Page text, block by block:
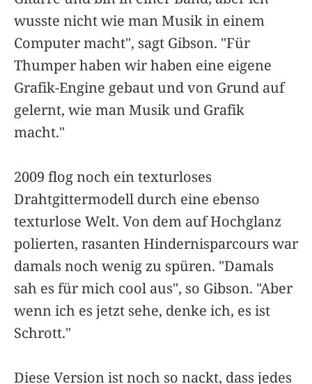
wusste nicht wie man Musik in einem
Computer macht", sagt Gibson. "Für
Thumper haben wir haben eine eigene
Grafik-Engine gebaut und von Grund auf
gelernt, wie man Musik und Grafik
macht."
2009 flog noch ein texturloses
Drahtgittermodell durch eine ebenso
texturlose Welt. Von dem auf Hochglanz
polierten, rasanten Hindernisparcours war
damals noch wenig zu spüren. "Damals
sah es für mich cool aus", so Gibson. "Aber
wenn ich es jetzt sehe, denke ich, es ist
Schrott."
Diese Version ist noch so nackt, dass jedes